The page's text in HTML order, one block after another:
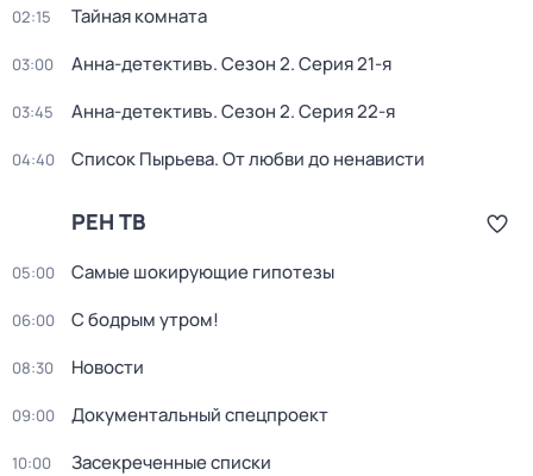
02:15 Тайная комната
03:00 Анна-детективъ. Сезон 2. Серия 21-я
03:45 Анна-детективъ. Сезон 2. Серия 22-я
04:40 Список Пырьева. От любви до ненависти
РЕН ТВ
05:00 Самые шoкиpующие гипотезы
06:00 С бодрым утром!
08:30 Новости
09:00 Документальный спецпроект
10:00 Зacекрeченные cписки